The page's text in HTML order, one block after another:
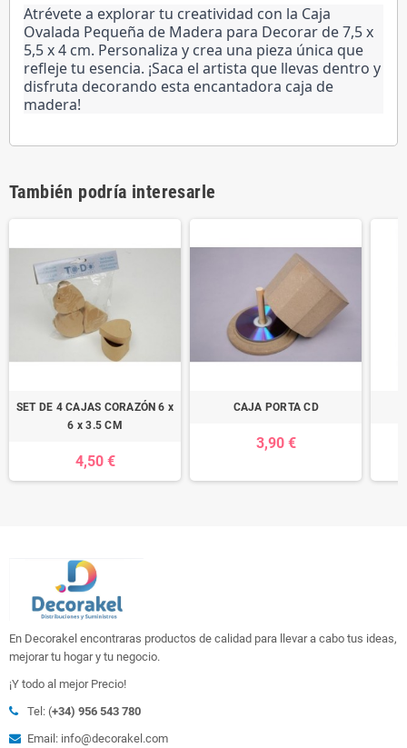
Atrévete a explorar tu creatividad con la Caja
Ovalada Pequeña de Madera para Decorar de 7,5 x
5,5 x 4 cm. Personaliza y crea una pieza única que
refleje tu esencia. ¡Saca el artista que llevas dentro y
disfruta decorando esta encantadora caja de
madera!
También podría interesarle
SET DE 4 CAJAS CORAZÓN 6 x
6 x 3.5 CM
4,50 €
CAJA PORTA CD
3,90 €
En Decorakel encontraras productos de calidad para llevar a cabo tus ideas,
mejorar tu hogar y tu negocio.
¡Y todo al mejor Precio!
Tel: (+34) 956 543 780
Email: info@decorakel.com